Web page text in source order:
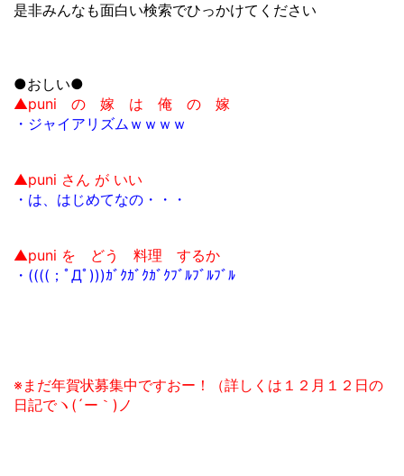
是非みんなも面白い検索でひっかけてください
●おしい●
▲puni の 嫁 は 俺 の 嫁
・ジャイアリズムｗｗｗｗ
▲puni さん が いい
・は、はじめてなの・・・
▲puni を どう 料理 するか
・((((；ﾟДﾟ)))ｶﾞｸｶﾞｸｶﾞｸﾌﾞﾙﾌﾞﾙﾌﾞﾙ
※まだ年賀状募集中ですおー！（詳しくは１２月１２日の
日記でヽ(´ー｀)ノ